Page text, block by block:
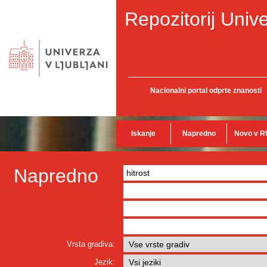
Repozitorij
Nacionalni portal odprte znanosti
Iskanje Napredno Novo v
Napredno
Vrsta gradiva:
Jezik: